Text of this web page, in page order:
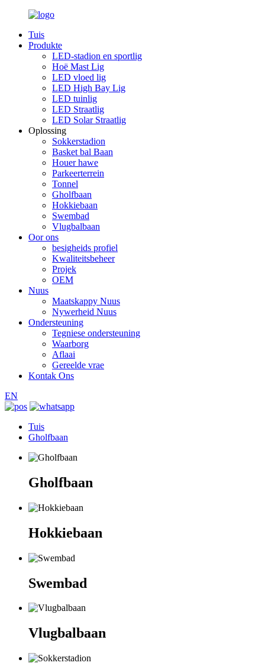
Tuis
Produkte
LED-stadion en sportlig
Hoë Mast Lig
LED vloed lig
LED High Bay Lig
LED tuinlig
LED Straatlig
LED Solar Straatlig
Oplossing
Sokkerstadion
Basket bal Baan
Houer hawe
Parkeerterrein
Tonnel
Gholfbaan
Hokkiebaan
Swembad
Vlugbalbaan
Oor ons
besigheids profiel
Kwaliteitsbeheer
Projek
OEM
Nuus
Maatskappy Nuus
Nywerheid Nuus
Ondersteuning
Tegniese ondersteuning
Waarborg
Aflaai
Gereelde vrae
Kontak Ons
EN
Tuis
Gholfbaan
Gholfbaan
Hokkiebaan
Swembad
Vlugbalbaan